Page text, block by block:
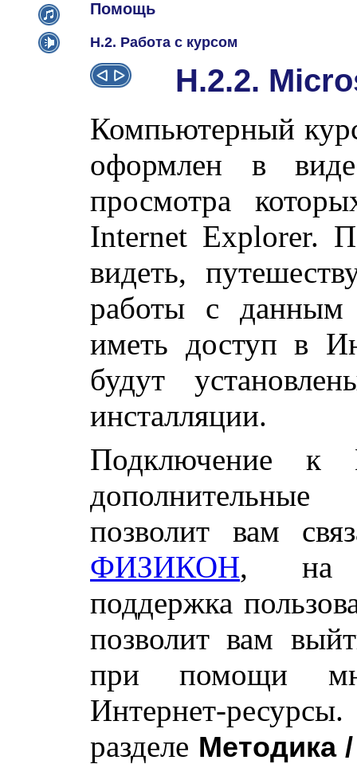
Помощь
H.2. Работа с курсом
H.2.2.
Компьютерный
оформлен в
просмотра
Internet Explorer.
видеть,
работы с данным
иметь доступ в
будут
инсталляции.
Подключение к
позволит вам
ФИЗИКОН, на
поддержка
позволит вам
при помощи
Интернет-
разделе Методика